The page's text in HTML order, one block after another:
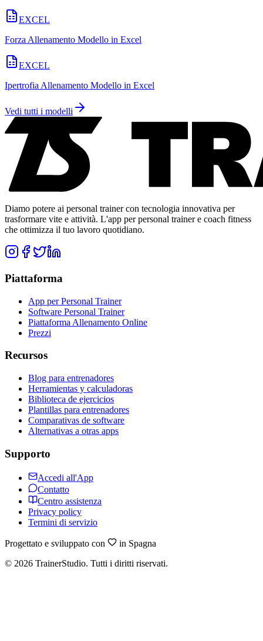
EXCEL
Forza Allenamento Modello in Excel
EXCEL
Ipertrofia Allenamento Modello in Excel
Vedi tutti i modelli
Diamo potere ai personal trainer con tecnologia innovativa per
trasformare vite e attività. L'app per personal trainer e coach fitness
che ottimizza il tuo lavoro quotidiano.
Piattaforma
App per Personal Trainer
Software Personal Trainer
Piattaforma Allenamento Online
Prezzi
Recursos
Blog para entrenadores
Herramientas y calculadoras
Biblioteca de ejercicios
Plantillas para entrenadores
Comparativas de software
Alternativas a otras apps
Supporto
Accedi all'App
Contatto
Centro assistenza
Privacy policy
Termini di servizio
Progettato e sviluppato con
in Spagna
© 2026 TrainerStudio. Tutti i diritti riservati.